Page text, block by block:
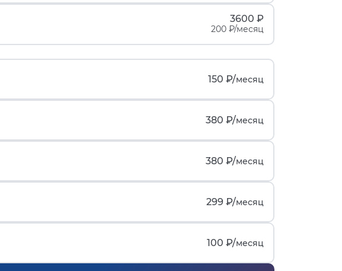
3600 ₽
200 ₽/месяц
150 ₽/месяц
380 ₽/месяц
380 ₽/месяц
299 ₽/месяц
100 ₽/месяц